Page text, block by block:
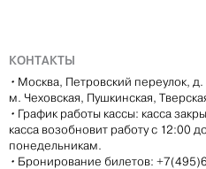
КОНТАКТЫ
• Москва, Петровский переулок, д.
м. Чеховская, Пушкинская,
• График работы кассы: касса
касса возобновит работу с 12:00
понедельникам.
• Бронирование билетов: